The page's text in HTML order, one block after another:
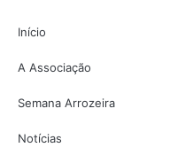
Início
A Associação
Semana Arrozeira
Notícias